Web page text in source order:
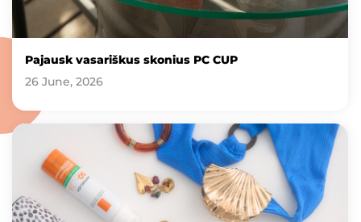
Pajausk vasariškus skonius PC CUP
26 June, 2026